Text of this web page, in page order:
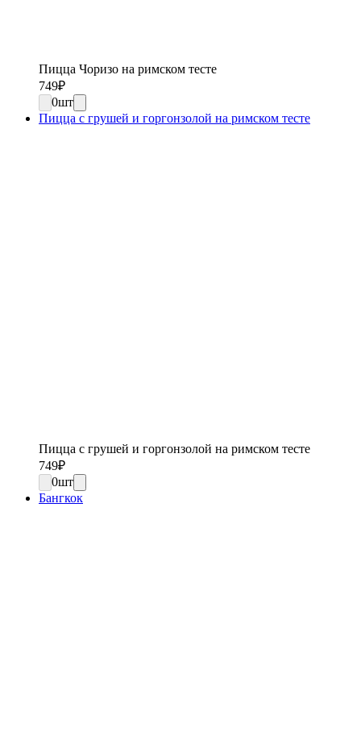
Пицца Чоризо на римском тесте
749₽
0шт
Пицца с грушей и горгонзолой на римском тесте
Пицца с грушей и горгонзолой на римском тесте
749₽
0шт
Бангкок